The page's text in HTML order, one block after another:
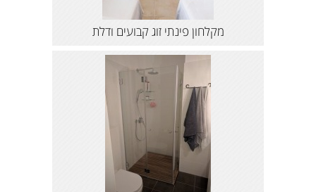
מקלחון פינתי זוג קבועים ודלת